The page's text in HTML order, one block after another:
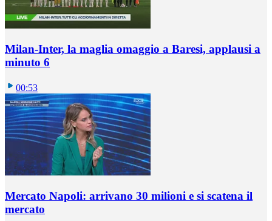
Milan-Inter, la maglia omaggio a Baresi, applausi a
minuto 6
00:53
Mercato Napoli: arrivano 30 milioni e si scatena il
mercato